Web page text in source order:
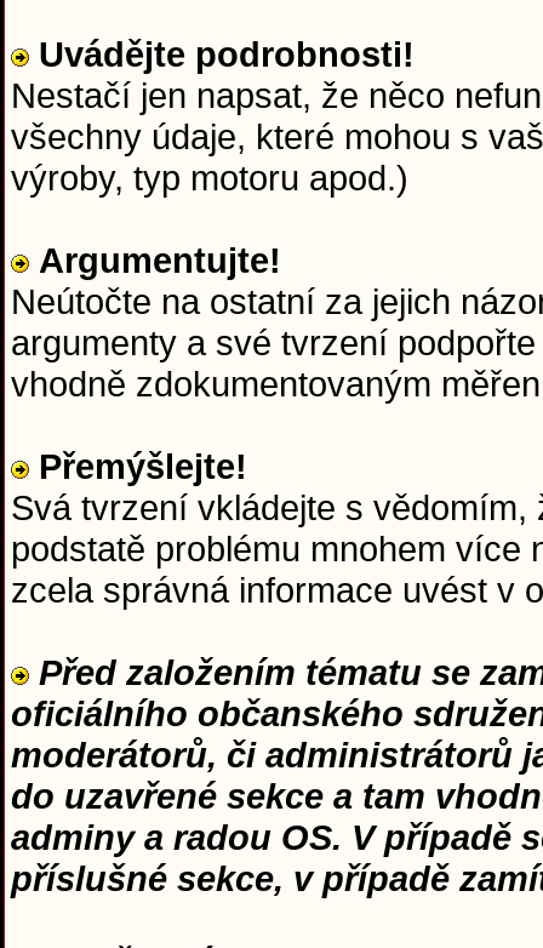
Uvádějte podrobnosti!
Nestačí jen napsat, že něco
všechny údaje, které mohou s
výroby, typ motoru apod.)
Argumentujte!
Neútočte na ostatní za jejich
argumenty a své tvrzení
vhodně zdokumentovaným
Přemýšlejte!
Svá tvrzení vkládejte s
podstatě problému mnohem více
zcela správná informace uvést v
Před založením tématu se
oficiálního občanského
moderátorů, či administrátorů
do uzavřené sekce a tam
adminy a radou OS. V případě
příslušné sekce, v případě